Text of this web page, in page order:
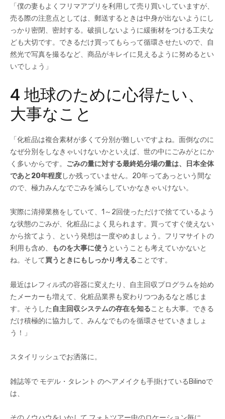
「僕の妻もよくフリマアプリを利用して売り買いしていますが、
売る際の注意点としては、郵送するときは中身が出ないようにし
っかり密閉、密封する。破損しないように緩衝材をつける工夫な
ども大切です。できるだけ買ってもらって循環させたいので、自
然光で写真を撮るなど、商品がキレイに見えるように努めるとい
いでしょう」
4 地球のために心得たい、
大事なこと
「化粧品は複合素材が多くて分別が難しいですよね。面倒なのに
なぜ分別をしなきゃいけないかといえば、世の中にごみがとにか
く多いからです。 ごみの量に対する最終処分場の量は、日本全体
であと20年程度しか残っていません。20年ってあっという間な
ので、極力みんなでごみを減らしていかなきゃいけない。
実際に清掃業務をしていて、1～2回使っただけで捨てているよう
な状態のごみが、化粧品によく見られます。買ってすぐ使えない
から捨てよう、という発想は一度やめましょう。フリマサイトの
利用も含め、
ものを大事に使う ということも考えていかないと
ね。そして買うときにもしっかり考えることです。
最近はレフィル式の容器に変えたり、自主回収プログラムを始め
たメーカーも増えて、化粧品業界も変わりつつあるなと感じま
す。そうした 自主回収システムの存在を知ることも大事。できる
だけ積極的に協力して、みんなでものを循環させていきましょ
う！」
スタイリッシュでお洒落に。
雑誌等で モデル・タレント のヘアメイクも手掛けているBilinoで
は、